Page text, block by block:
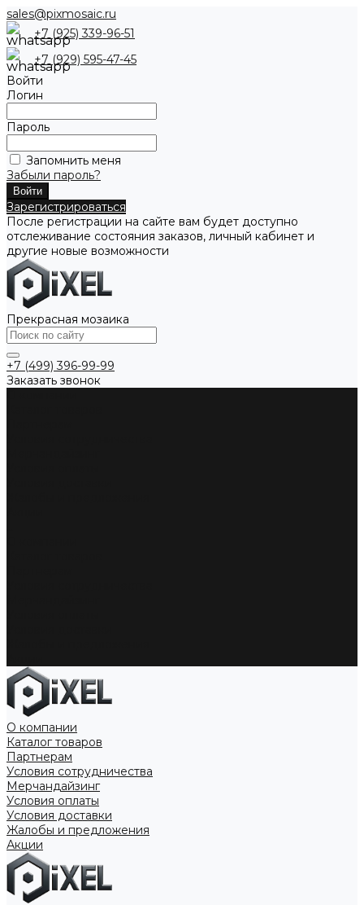
sales@pixmosaic.ru
+7 (925) 339-96-51
+7 (929) 595-47-45
Войти
Логин
Пароль
Запомнить меня
Забыли пароль?
Зарегистрироваться
После регистрации на сайте вам будет доступно
отслеживание состояния заказов, личный кабинет и
другие новые возможности
Прекрасная мозаика
+7 (499) 396-99-99
Заказать звонок
О компании
Каталог товаров
Партнерам
Условия сотрудничества
Мерчандайзинг
Условия оплаты
Условия доставки
Жалобы и предложения
Акции